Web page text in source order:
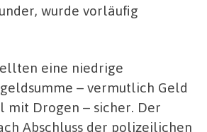
wurde vorläufig
eine niedrige
– vermutlich Geld
mit Drogen – sicher. Der
Abschluss der polizeilichen